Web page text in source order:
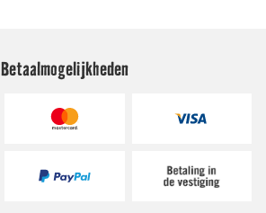
Betaalmogelijkheden